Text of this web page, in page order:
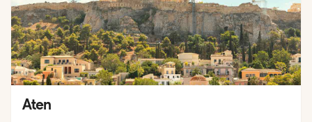
Aten